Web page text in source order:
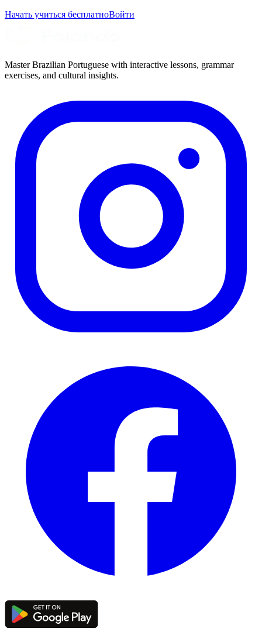
Начать учиться бесплатноВойти
Master Brazilian Portuguese with interactive lessons, grammar
exercises, and cultural insights.